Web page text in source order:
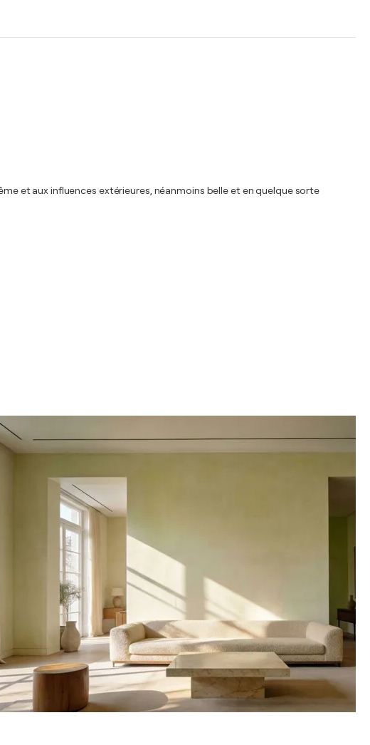
et aux influences extérieures, néanmoins belle et en quelque sorte